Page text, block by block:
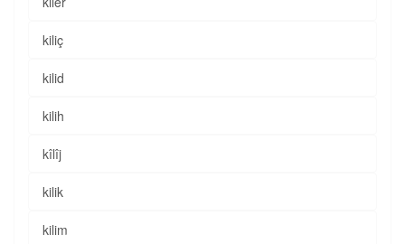
kiliç
kilid
kilih
kîlîj
kilik
kilim